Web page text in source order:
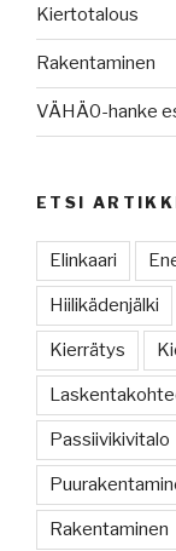
Kiertotalous
Rakentaminen
VÄHÄ0-hanke
ETSI
Elinkaari
Hiilikädenjälki
Kierrätys
Passiivikivitalo
Rakentaminen